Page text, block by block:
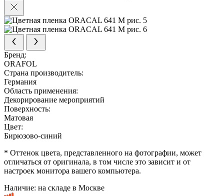
Бренд:
ORAFOL
Страна производитель:
Германия
Область применения:
Декорирование мероприятий
Поверхность:
Матовая
Цвет:
Бирюзово-синий
* Оттенок цвета, представленного на фотографии, может
отличаться от оригинала, в том числе это зависит и от
настроек монитора вашего компьютера.
Наличие: на складе в Москве